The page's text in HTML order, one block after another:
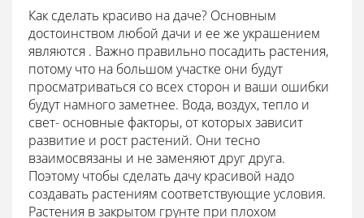
Как сделать красиво на даче? Основным
достоинством любой дачи и ее же украшением
являются . Важно правильно посадить растения,
потому что на большом участке они будут
просматриваться со всех сторон и ваши ошибки
будут намного заметнее. Вода, воздух, тепло и
свет- основные факторы, от которых зависит
развитие и рост растений. Они тесно
взаимосвязаны и не заменяют друг друга.
Поэтому чтобы сделать дачу красивой надо
создавать растениям соответствующие условия.
Растения в закрытом грунте при плохом